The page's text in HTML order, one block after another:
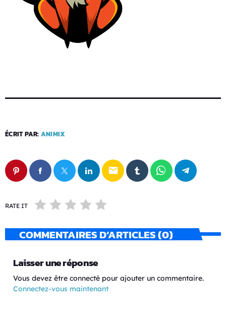
ÉCRIT PAR: ANIMIX
email
RATE IT
COMMENTAIRES D’ARTICLES (0)
Laisser une réponse
Vous devez être connecté pour ajouter un commentaire.
Connectez-vous maintenant